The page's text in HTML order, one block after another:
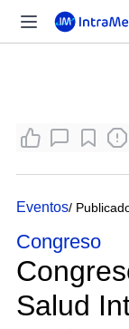
Eventos/
Congreso
Salud